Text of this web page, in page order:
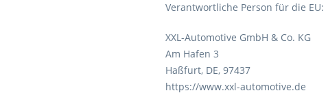
Verantwortliche Person für die EU:
XXL-Automotive GmbH & Co. KG
Am Hafen 3
Haßfurt, DE, 97437
https://www.xxl-automotive.de